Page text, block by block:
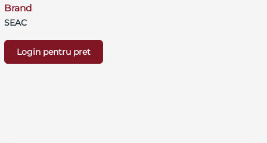
Brand
SEAC
Login pentru pret